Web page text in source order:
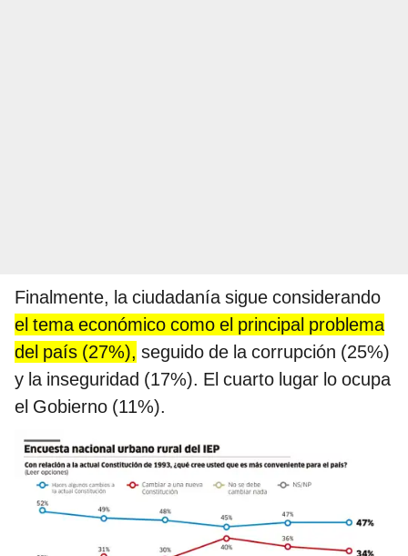
Finalmente, la ciudadanía sigue considerando
el tema económico como el principal problema
del país (27%), seguido de la corrupción (25%)
y la inseguridad (17%). El cuarto lugar lo ocupa
el Gobierno (11%).